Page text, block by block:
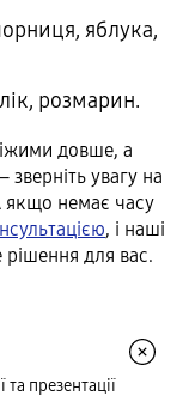
яблука,
розмарин.
довше, а
увагу на
якщо немає часу
, і наші
для вас.
презентації